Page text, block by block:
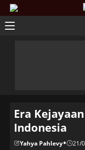
Era
Indonesia
Yahya Pahlevy• 21/